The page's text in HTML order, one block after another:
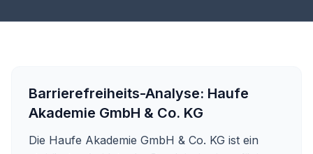
Barrierefreiheits-Analyse: Haufe
Akademie GmbH & Co. KG
Die Haufe Akademie GmbH & Co. KG ist ein